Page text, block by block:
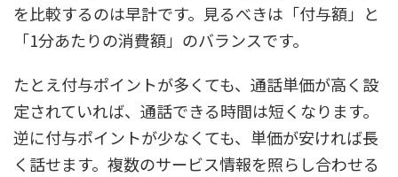
を比較するのは早計です。見るべきは「付与額」と
「1分あたりの消費額」のバランスです。
たとえ付与ポイントが多くても、通話単価が高く設
定されていれば、通話できる時間は短くなります。
逆に付与ポイントが少なくても、単価が安ければ長
く話せます。複数のサービス情報を照らし合わせる